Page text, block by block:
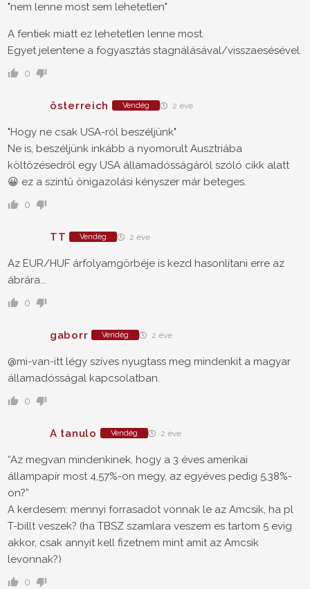
"nem lenne most sem lehetetlen"
A fentiek miatt ez lehetetlen lenne most.
Egyet jelentene a fogyasztás stagnálásával/visszaesésével.
0
österreich Vendég 2 éve
"Hogy ne csak USA-ról beszéljünk"
Ne is, beszéljünk inkább a nyomorult Ausztriába
költözésedről egy USA államadósságáról szóló cikk alatt
😀 ez a szintű önigazolási kényszer már beteges.
0
TT Vendég 2 éve
Az EUR/HUF árfolyamgörbéje is kezd hasonlítani erre az
ábrára...
0
gaborr Vendég 2 éve
@mi-van-itt légy szíves nyugtass meg mindenkit a magyar
államadósságal kapcsolatban.
0
A tanulo Vendég 2 éve
“Az megvan mindenkinek, hogy a 3 éves amerikai
állampapír most 4,57%-on megy, az egyéves pedig 5,38%-
on?”
A kerdesem: mennyi forrasadot vonnak le az Amcsik, ha pl
T-billt veszek? (ha TBSZ szamlara veszem es tartom 5 evig
akkor, csak annyit kell fizetnem mint amit az Amcsik
levonnak?)
0